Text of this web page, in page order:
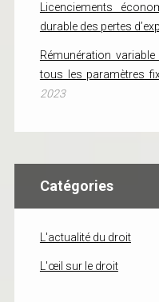
Licenciements
durable des pertes
Rémunération
tous les paramètres
2023
Catégories
L'actualité du droit
L'œil sur le droit